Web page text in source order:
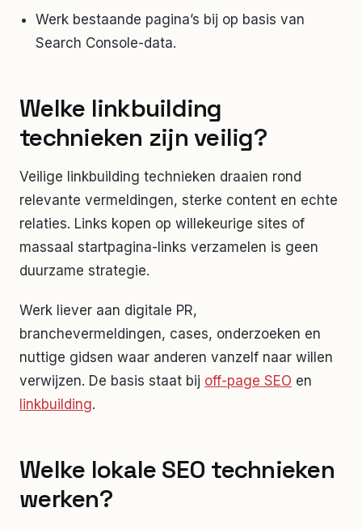
Werk bestaande pagina’s bij op basis van
Search Console-data.
Welke linkbuilding
technieken zijn veilig?
Veilige linkbuilding technieken draaien rond
relevante vermeldingen, sterke content en echte
relaties. Links kopen op willekeurige sites of
massaal startpagina-links verzamelen is geen
duurzame strategie.
Werk liever aan digitale PR,
branchevermeldingen, cases, onderzoeken en
nuttige gidsen waar anderen vanzelf naar willen
verwijzen. De basis staat bij off-page SEO en
linkbuilding.
Welke lokale SEO technieken
werken?